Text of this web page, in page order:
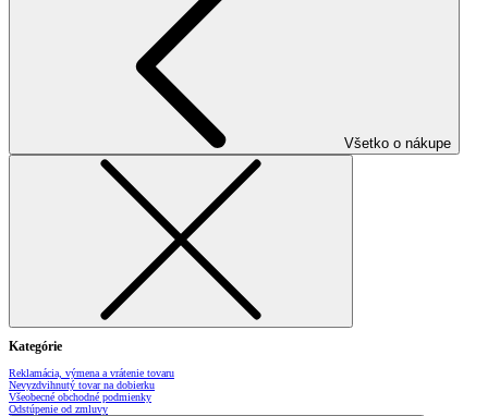
Všetko o nákupe
Kategórie
Reklamácia, výmena a vrátenie tovaru
Nevyzdvihnutý tovar na dobierku
Všeobecné obchodné podmienky
Odstúpenie od zmluvy